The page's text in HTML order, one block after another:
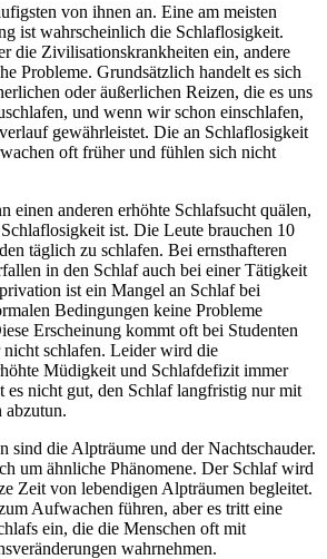
von ihnen an. Eine am meisten
ist wahrscheinlich die Schlaflosigkeit.
die Zivilisationskrankheiten ein, andere
Probleme. Grundsätzlich handelt es sich
oder äußerlichen Reizen, die es uns
und wenn wir schon einschlafen,
gewährleistet. Die an Schlaflosigkeit
oft früher und fühlen sich nicht
einen anderen erhöhte Schlafsucht quälen,
ist. Die Leute brauchen 10
täglich zu schlafen. Bei ernsthafteren
in den Schlaf auch bei einer Tätigkeit
ist ein Mangel an Schlaf bei
Bedingungen keine Probleme
Erscheinung kommt oft bei Studenten
schlafen. Leider wird die
Müdigkeit und Schlafdefizit immer
es nicht gut, den Schlaf langfristig nur mit
abzutun.
sind die Alpträume und der Nachtschauder.
um ähnliche Phänomene. Der Schlaf wird
Zeit von lebendigen Alpträumen begleitet.
Aufwachen führen, aber es tritt eine
ein, die die Menschen oft mit
wahrnehmen.